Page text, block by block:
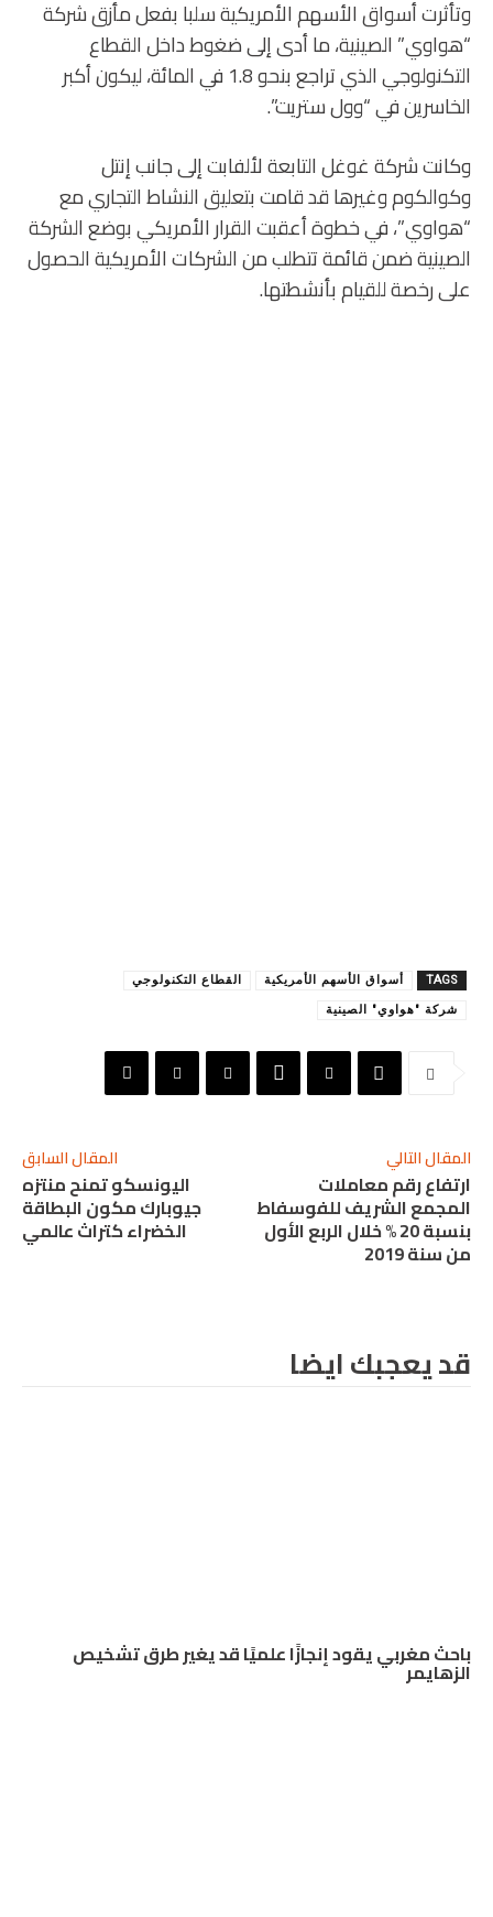
وتأثرت أسواق الأسهم الأمريكية سلبا بفعل مأزق شركة
“هواوي” الصينية، ما أدى إلى ضغوط داخل القطاع
التكنولوجي الذي تراجع بنحو 1.8 في المائة، ليكون أكبر
الخاسرين في “وول ستريت”.
وكانت شركة غوغل التابعة لألفابت إلى جانب إنتل
وكوالكوم وغيرها قد قامت بتعليق النشاط التجاري مع
“هواوي”، في خطوة أعقبت القرار الأمريكي بوضع الشركة
الصينية ضمن قائمة تتطلب من الشركات الأمريكية الحصول
على رخصة للقيام بأنشطتها.
TAGS أسواق الأسهم الأمريكية القطاع التكنولوجي
شركة "هواوي" الصينية
المقال السابق
اليونسكو تمنح منتزه
جيوبارك مكون البطاقة
الخضراء كتراث عالمي
المقال التالي
ارتفاع رقم معاملات
المجمع الشريف للفوسفاط
بنسبة 20 % خلال الربع الأول
من سنة 2019
قد يعجبك ايضا
باحث مغربي يقود إنجازًا علميًا قد يغير طرق تشخيص
الزهايمر